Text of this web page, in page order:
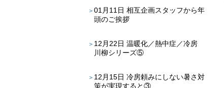
01月11日 相互企画スタッフから年
頭のご挨拶
12月22日 温暖化／熱中症／冷房
川柳シリーズ⑤
12月15日 冷房頼みにしない暑さ対
策が実現すると③